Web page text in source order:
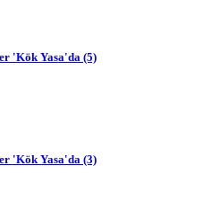
'Kök Yasa'da (5)
'Kök Yasa'da (3)